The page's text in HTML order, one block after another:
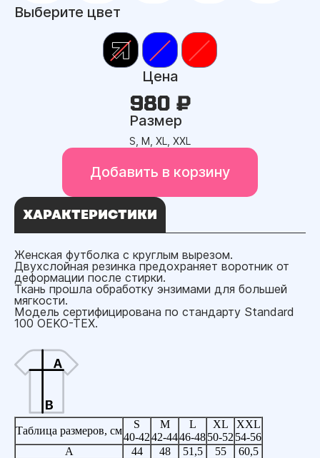
Выберите цвет
Цена
980 ₽
Размер
S, M, XL, XXL
Добавить в корзину
ХАРАКТЕРИСТИКИ
Женская футболка с круглым вырезом.
Двухслойная резинка предохраняет воротник от
деформации после стирки.
Ткань прошла обработку энзимами для большей
мягкости.
Модель сертифицирована по стандарту Standard
100 OEKO-TEX.
Таблица размеров, см
S
40-42
M
42-44
L
46-48
XL
50-52
XXL
54-56
A
44 48 51,5 55
60,5